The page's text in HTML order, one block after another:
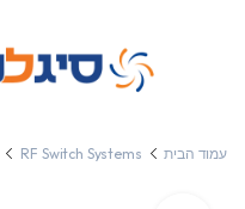
עמוד הבית RF Switch Systems